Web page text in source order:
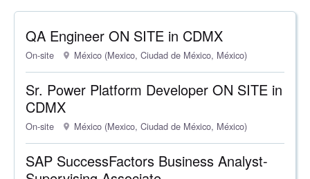
QA Engineer ON SITE in CDMX
On-site México (Mexico, Ciudad de México, México)
Sr. Power Platform Developer ON SITE in
CDMX
On-site México (Mexico, Ciudad de México, México)
SAP SuccessFactors Business Analyst-